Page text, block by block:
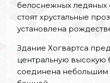
белоснежных ледяных
стоят хрустальные
установлена
Здание Хогвартса
центральную
соединена